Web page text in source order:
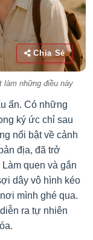
Chia Sẻ
làm những điều này
ấn. Có những
ký ức chỉ sau
nổi bật về cảnh
địa, đã trở
quen và gắn
dây vô hình kéo
mình ghé qua.
ra tự nhiên